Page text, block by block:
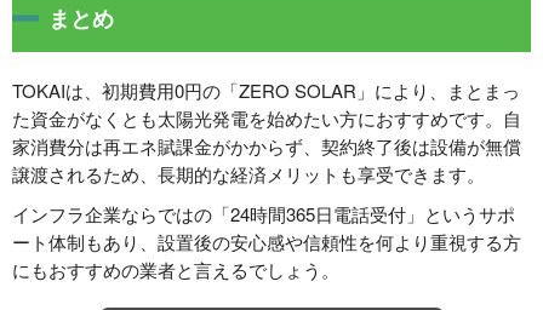
まとめ
TOKAIは、初期費用0円の「ZERO SOLAR」により、まとまっ
た資金がなくとも太陽光発電を始めたい方におすすめです。自
家消費分は再エネ賦課金がかからず、契約終了後は設備が無償
譲渡されるため、長期的な経済メリットも享受できます。
インフラ企業ならではの「24時間365日電話受付」というサポ
ート体制もあり、設置後の安心感や信頼性を何より重視する方
にもおすすめの業者と言えるでしょう。